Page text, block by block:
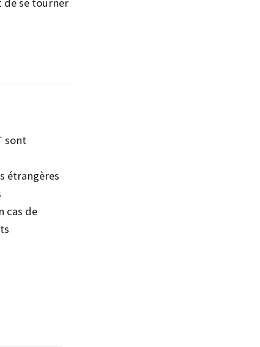
sont
étrangères
cas de